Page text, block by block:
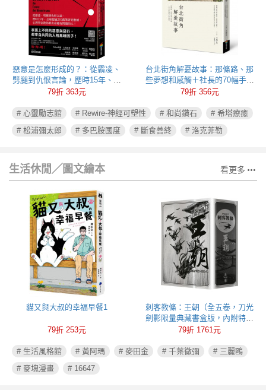
惡意是怎麼形成的？：從霸凌、
劈腿到仇恨言論，歷時15年、全
球超過250萬筆研究數據，心理學
79折 363元
台北街角解憂故事：那條路、那
些夢想和感觸＋社長的70幅手繪
插圖
79折 356元
# 心靈勵志館 # Rewire-神經可塑性 # 和尚鑽石
# 希塔療癒
# 松浦彌太郎
# 多巴胺國度 # 斷食善終 # 洛克菲勒
生活休閒╱圖文繪本 看更多
貓又與大叔的幸福早餐1
79折 253元
刺客教條：王朝（全五卷，刀光
劍影限量典藏書盒版，內附特製
刺客水墨古風海報）
79折 1761元
# 生活風格館 # 黃阿瑪 # 麥田金 # 千葉徹彌
# 三麗鷗
# 麥塊漫畫
# 16647